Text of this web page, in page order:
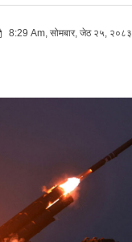
8:29 Am, सोमबार, जेठ २५, २०८३